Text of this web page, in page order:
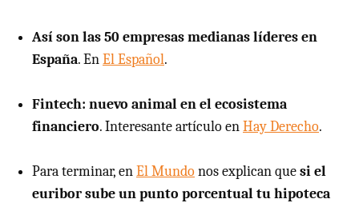
Así son las 50 empresas medianas líderes en
España. EnEl Español.
Fintech: nuevo animal en el ecosistema
financiero. Interesante artículo enHay Derecho.
Para terminar, enEl Mundonos explican quesi el
euribor sube un punto porcentual tu hipoteca